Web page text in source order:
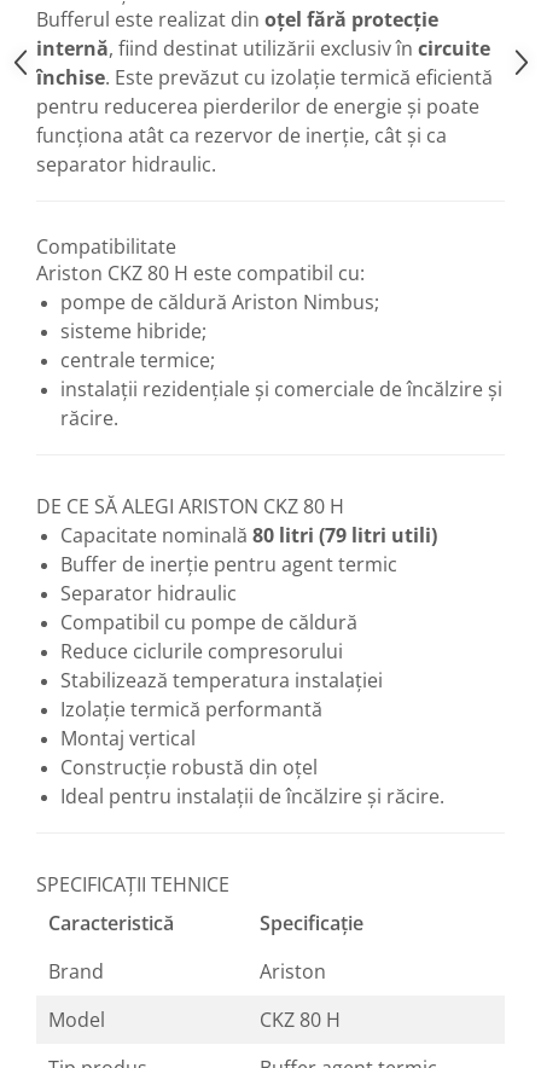
Baterii sanitare
Filtre apa potabila
Sanitare
Accesorii baie
Cabine de dus
Bufferul este realizat din oțel fără protecție
internă, fiind destinat utilizării exclusiv în circuite
închise. Este prevăzut cu izolație termică eficientă
pentru reducerea pierderilor de energie și poate
funcționa atât ca rezervor de inerție, cât și ca
separator hidraulic.
Compatibilitate
Ariston CKZ 80 H este compatibil cu:
pompe de căldură Ariston Nimbus;
sisteme hibride;
centrale termice;
instalații rezidențiale și comerciale de încălzire și
răcire.
DE CE SĂ ALEGI ARISTON CKZ 80 H
Capacitate nominală 80 litri (79 litri utili)
Buffer de inerție pentru agent termic
Separator hidraulic
Compatibil cu pompe de căldură
Reduce ciclurile compresorului
Stabilizează temperatura instalației
Izolație termică performantă
Montaj vertical
Construcție robustă din oțel
Ideal pentru instalații de încălzire și răcire.
SPECIFICAȚII TEHNICE
Caracteristică
Specificație
Brand
Ariston
Model
CKZ 80 H